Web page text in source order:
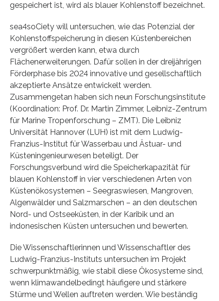
gespeichert ist, wird als blauer Kohlenstoff bezeichnet.
sea4soCiety will untersuchen, wie das Potenzial der
Kohlenstoffspeicherung in diesen Küstenbereichen
vergrößert werden kann, etwa durch
Flächenerweiterungen. Dafür sollen in der dreijährigen
Förderphase bis 2024 innovative und gesellschaftlich
akzeptierte Ansätze entwickelt werden.
Zusammengetan haben sich neun Forschungsinstitute
(Koordination: Prof. Dr. Martin Zimmer, Leibniz-Zentrum
für Marine Tropenforschung – ZMT). Die Leibniz
Universität Hannover (LUH) ist mit dem Ludwig-
Franzius-Institut für Wasserbau und Ästuar- und
Küsteningenieurwesen beteiligt. Der
Forschungsverbund wird die Speicherkapazität für
blauen Kohlenstoff in vier verschiedenen Arten von
Küstenökosystemen – Seegraswiesen, Mangroven,
Algenwälder und Salzmarschen – an den deutschen
Nord- und Ostseeküsten, in der Karibik und an
indonesischen Küsten untersuchen und bewerten.
Die Wissenschaftlerinnen und Wissenschaftler des
Ludwig-Franzius-Instituts untersuchen im Projekt
schwerpunktmäßig, wie stabil diese Ökosysteme sind,
wenn klimawandelbedingt häufigere und stärkere
Stürme und Wellen auftreten werden. Wie beständig